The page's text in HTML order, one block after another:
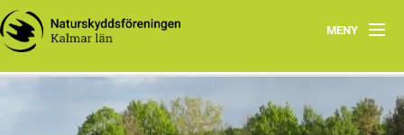
MENY
Hem
Om oss och vår förening